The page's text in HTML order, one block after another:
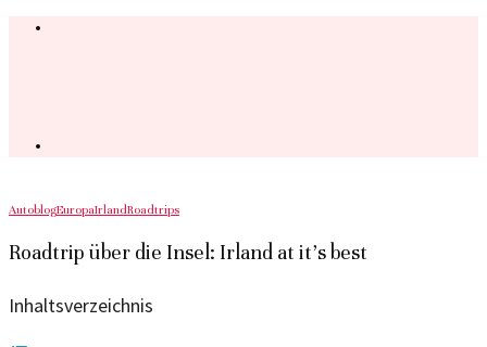
AutoblogEuropaIrlandRoadtrips
Roadtrip über die Insel: Irland at it’s best
Inhaltsverzeichnis